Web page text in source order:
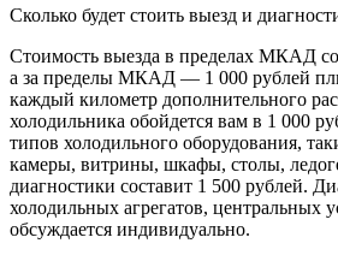
Сколько будет стоить выезд и
Стоимость выезда в пределах МКАД
а за пределы МКАД — 1 000 рублей
каждый километр дополнительного
холодильника обойдется вам в 1 000
типов холодильного оборудования,
камеры, витрины, шкафы, столы,
диагностики составит 1 500 рублей.
холодильных агрегатов, центральных
обсуждается индивидуально.